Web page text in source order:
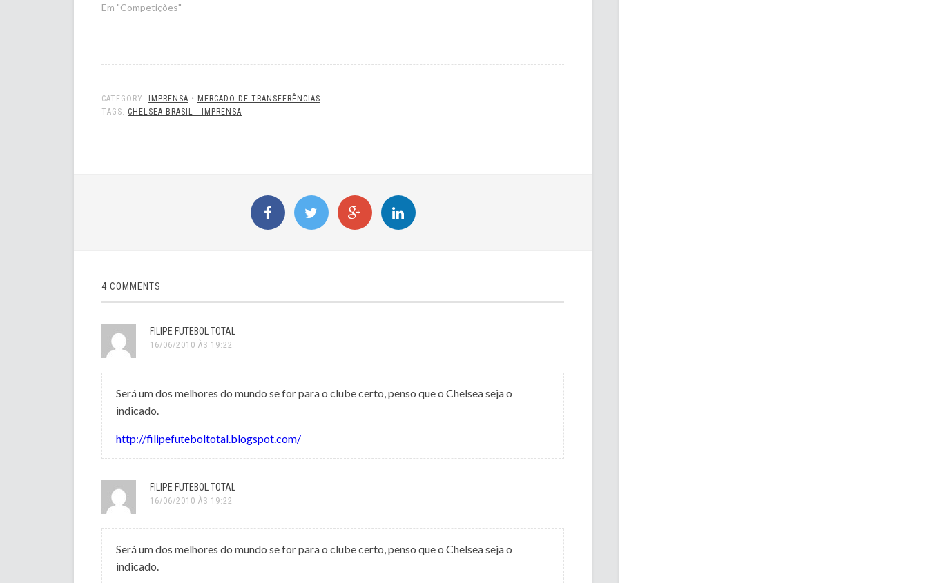
Em "Competições"
CATEGORY: IMPRENSA • MERCADO DE TRANSFERÊNCIAS
TAGS: CHELSEA BRASIL - IMPRENSA
4 COMMENTS
FILIPE FUTEBOL TOTAL
16/06/2010 ÀS 19:22
Será um dos melhores do mundo se for para o clube certo, penso que o Chelsea seja o
indicado.
http://filipefuteboltotal.blogspot.com/
FILIPE FUTEBOL TOTAL
16/06/2010 ÀS 19:22
Será um dos melhores do mundo se for para o clube certo, penso que o Chelsea seja o
indicado.